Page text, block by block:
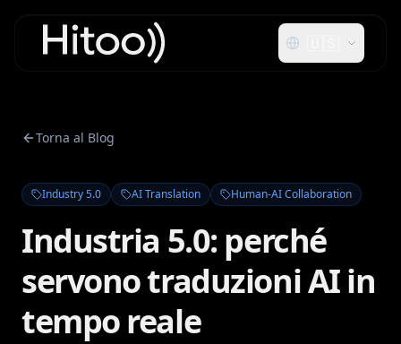
Torna al Blog
Industry 5.0 AI Translation Human-AI Collaboration
Industria 5.0: perché
servono traduzioni AI in
tempo reale